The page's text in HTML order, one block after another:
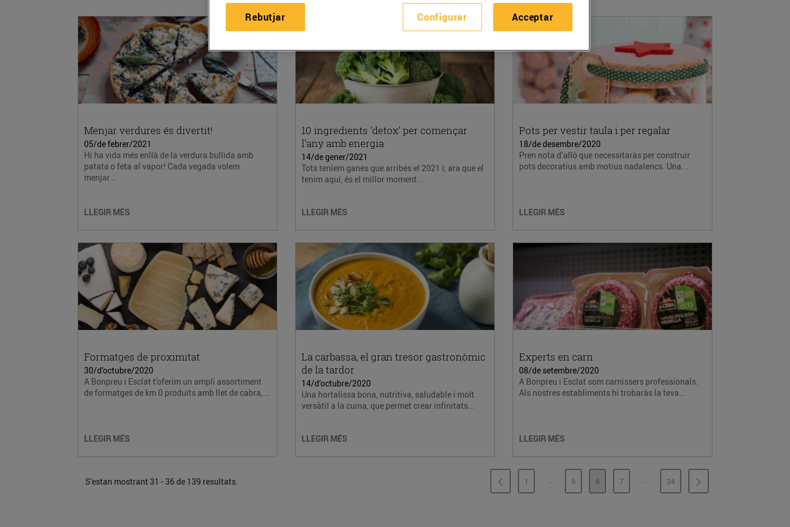
Menjar verdures és divertit!
05/de febrer/2021
Hi ha vida més enllà de la verdura bullida amb
patata o feta al vapor! Cada vegada volem
menjar...
LLEGIR MÉS
10 ingredients ‘detox’ per començar
l’any amb energia
14/de gener/2021
Tots teníem ganes que arribés el 2021 i, ara que el
tenim aquí, és el millor moment...
LLEGIR MÉS
Pots per vestir taula i per regalar
18/de desembre/2020
Pren nota d’allò que necessitaràs per construir
pots decoratius amb motius nadalencs. Una...
LLEGIR MÉS
Formatges de proximitat
30/d’octubre/2020
A Bonpreu i Esclat t’oferim un ampli assortiment
de formatges de km 0 produïts amb llet de cabra,...
LLEGIR MÉS
La carbassa, el gran tresor gastronòmic
de la tardor
14/d’octubre/2020
Una hortalissa bona, nutritiva, saludable i molt
versàtil a la cuina, que permet crear infinitats...
LLEGIR MÉS
Experts en carn
08/de setembre/2020
A Bonpreu i Esclat som carnissers professionals.
Als nostres establiments hi trobaràs la teva...
LLEGIR MÉS
S'estan mostrant 31 - 36 de 139 resultats. PÀGINA
1 ...PÀGINES INTERMÈDIES
PÀGINA
5 PÀGINA
6 PÀGINA
7 ...PÀGINES INTERMÈDIES
PÀGINA
24
Configurar
Rebutjar Acceptar